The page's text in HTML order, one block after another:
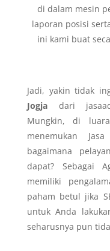
di dalam mesin
laporan posisi
ini kami buat
Jadi, yakin tidak
Jogjadari
Mungkin, di
menemukan
bagaimana
dapat? Sebagai
memiliki
paham betul jika
untuk Anda
seharusnya pun